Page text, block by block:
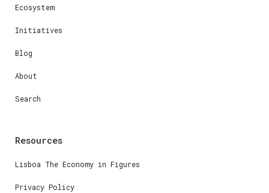
Ecosystem
Initiatives
Blog
About
Search
Resources
Lisboa The Economy in Figures
Privacy Policy